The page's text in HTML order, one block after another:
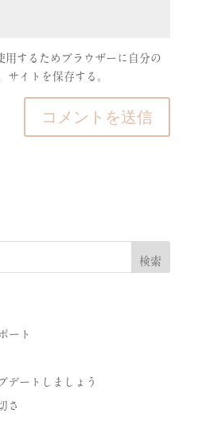
用するためブラウザーに自分の
サイトを保存する。
検索
ート
デートしましょう
さ